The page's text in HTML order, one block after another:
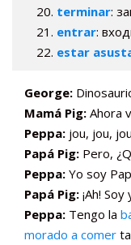
terminar:
entrar:
estar
George:
Mamá Pig: Ahora
Peppa: jou, jou, jou
Papá Pig: Pero,
Peppa: Yo soy
Papá Pig: ¡Ah! Soy
Peppa: Tengo la
morado a comer